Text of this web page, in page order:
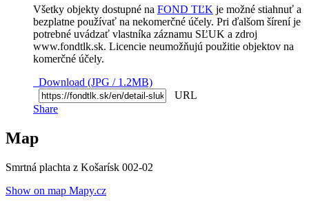
Všetky objekty dostupné na FOND TĽK je možné stiahnuť a
bezplatne používať na nekomerčné účely. Pri ďalšom šírení je
potrebné uvádzať vlastníka záznamu SĽUK a zdroj
www.fondtlk.sk. Licencie neumožňujú použitie objektov na
komerčné účely.
Download (JPG / 1.2MB)
URL
Share
Map
Smrtná plachta z Košarísk 002-02
Show on map Mapy.cz